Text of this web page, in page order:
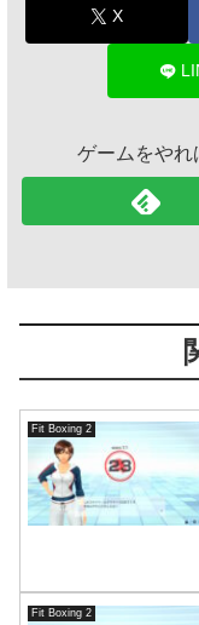
X
ゲームをやれ
Fit Boxing 2
Fit Boxing 2